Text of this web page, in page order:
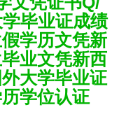
毕业证成绩
学历文凭新
业文凭新西
大学毕业证
学位认证